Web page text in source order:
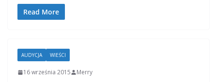
Read More
AUDYCJA WIEŚCI
16 września 2015 Merry